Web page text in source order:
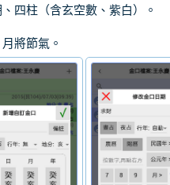
四柱（含玄空數、紫白）。
將節氣。